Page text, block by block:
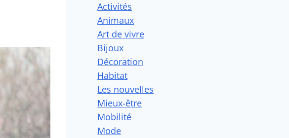
Activités
Animaux
Art de vivre
Bijoux
Décoration
Habitat
Les nouvelles
Mieux-être
Mobilité
Mode